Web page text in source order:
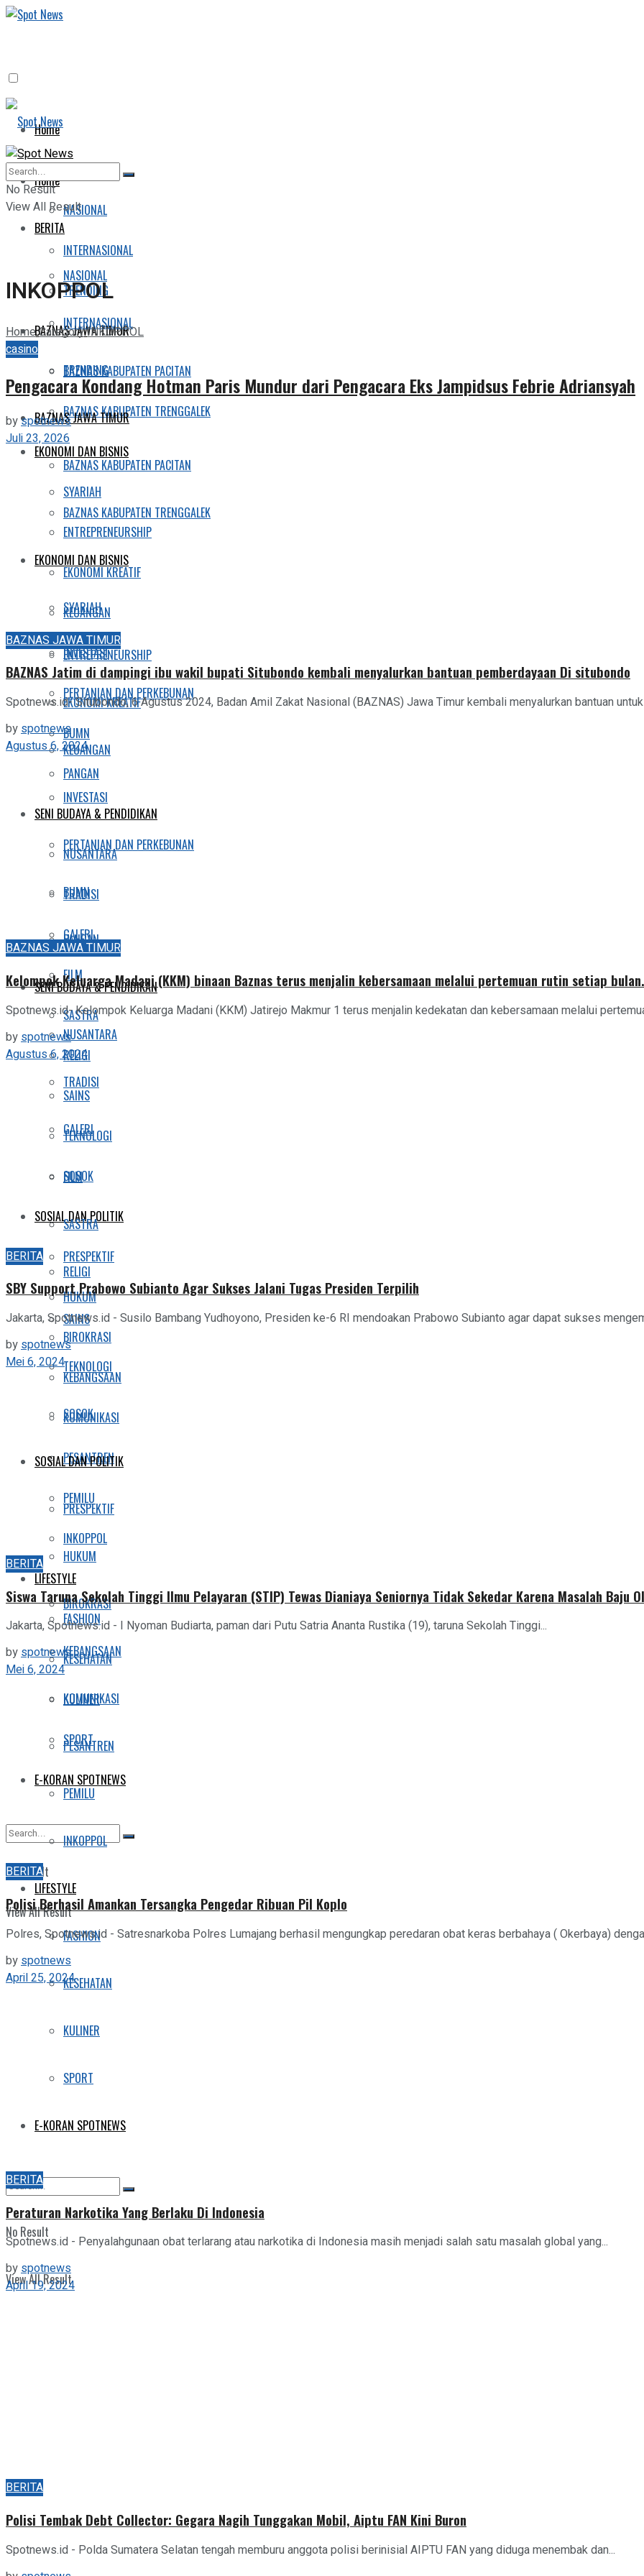
Home
BERITA
NASIONAL
INTERNASIONAL
TRENDING
BAZNAS JAWA TIMUR
BAZNAS KABUPATEN PACITAN
BAZNAS KABUPATEN TRENGGALEK
EKONOMI DAN BISNIS
SYARIAH
ENTREPRENEURSHIP
EKONOMI KREATIF
KEUANGAN
INVESTASI
PERTANIAN DAN PERKEBUNAN
BUMN
PANGAN
SENI BUDAYA & PENDIDIKAN
NUSANTARA
TRADISI
GALERI
FILM
SASTRA
RELIGI
SAINS
TEKNOLOGI
SOSOK
SOSIAL DAN POLITIK
PRESPEKTIF
HUKUM
BIROKRASI
KEBANGSAAN
KOMUNIKASI
PESANTREN
PEMILU
INKOPPOL
LIFESTYLE
FASHION
KESEHATAN
KULINER
SPORT
E-KORAN SPOTNEWS
No Result
View All Result
Home
BERITA
NASIONAL
INTERNASIONAL
TRENDING
BAZNAS JAWA TIMUR
BAZNAS KABUPATEN PACITAN
BAZNAS KABUPATEN TRENGGALEK
EKONOMI DAN BISNIS
SYARIAH
ENTREPRENEURSHIP
EKONOMI KREATIF
KEUANGAN
INVESTASI
PERTANIAN DAN PERKEBUNAN
BUMN
PANGAN
SENI BUDAYA & PENDIDIKAN
NUSANTARA
TRADISI
GALERI
FILM
SASTRA
RELIGI
SAINS
TEKNOLOGI
SOSOK
SOSIAL DAN POLITIK
PRESPEKTIF
HUKUM
BIROKRASI
KEBANGSAAN
KOMUNIKASI
PESANTREN
PEMILU
INKOPPOL
LIFESTYLE
FASHION
KESEHATAN
KULINER
SPORT
E-KORAN SPOTNEWS
No Result
View All Result
No Result
View All Result
INKOPPOL
HomeCategoryINKOPPOL
casino
Pengacara Kondang Hotman Paris Mundur dari Pengacara Eks Jampidsus Febrie Adriansyah
byspotnews
Juli 23, 2026
BAZNAS JAWA TIMUR
BAZNAS Jatim di dampingi ibu wakil bupati Situbondo kembali menyalurkan bantuan pemberdayaan Di situbondo
Spotnews.id- Situbondo, 6 Agustus 2024, Badan Amil Zakat Nasional (BAZNAS) Jawa Timur kembali menyalurkan bantuan
byspotnews
Agustus 6, 2024
BAZNAS JAWA TIMUR
Kelompok Keluarga Madani (KKM) binaan Baznas terus menjalin kebersamaan melalui pertemuan rutin setiap bulan.
Spotnews.id- Kelompok Keluarga Madani (KKM) Jatirejo Makmur 1 terus menjalin kedekatan dan kebersamaan melalui
by spotnews
Agustus 6, 2024
BERITA
SBY Support Prabowo Subianto Agar Sukses Jalani Tugas Presiden Terpilih
Jakarta, Spotnews.id - Susilo Bambang Yudhoyono, Presiden ke-6 RI mendoakan Prabowo Subianto agar dapat sukses
byspotnews
Mei 6, 2024
BERITA
Siswa Taruna Sekolah Tinggi Ilmu Pelayaran (STIP) Tewas Dianiaya Seniornya Tidak Sekedar Karena Masalah Baju
Jakarta, Spotnews.id - I Nyoman Budiarta, paman dari Putu Satria Ananta Rustika (19), taruna Sekolah Tinggi...
byspotnews
Mei 6, 2024
BERITA
Polisi Berhasil Amankan Tersangka Pengedar Ribuan Pil Koplo
Polres, Spotnews.id - Satresnarkoba Polres Lumajang berhasil mengungkap peredaran obat keras berbahaya ( Okerbaya)
byspotnews
April 25, 2024
BERITA
Peraturan Narkotika Yang Berlaku Di Indonesia
Spotnews.id - Penyalahgunaan obat terlarang atau narkotika di Indonesia masih menjadi salah satu masalah global yang...
byspotnews
April 19, 2024
BERITA
Polisi Tembak Debt Collector: Gegara Nagih Tunggakan Mobil, Aiptu FAN Kini Buron
Spotnews.id - Polda Sumatera Selatan tengah memburu anggota polisi berinisial AIPTU FAN yang diduga menembak dan...